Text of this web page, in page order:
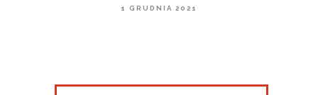
1 GRUDNIA 2021